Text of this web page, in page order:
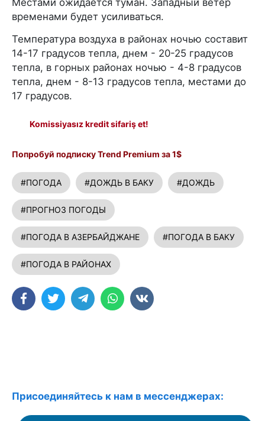
временами будет усиливаться.
Температура воздуха в районах ночью составит
14-17 градусов тепла, днем - 20-25 градусов
тепла, в горных районах ночью - 4-8 градусов
тепла, днем - 8-13 градусов тепла, местами до
17 градусов.
Komissiyasız kredit sifariş et!
Попробуй подписку Trend Premium за 1$
#ПОГОДА #ДОЖДЬ В БАКУ #ДОЖДЬ
#ПРОГНОЗ ПОГОДЫ
#ПОГОДА В АЗЕРБАЙДЖАНЕ #ПОГОДА В БАКУ
#ПОГОДА В РАЙОНАХ
Присоединяйтесь к нам в мессенджерах: